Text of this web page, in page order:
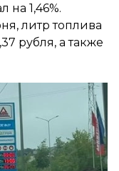
на 1,46%.
литр топлива
рубля, а также